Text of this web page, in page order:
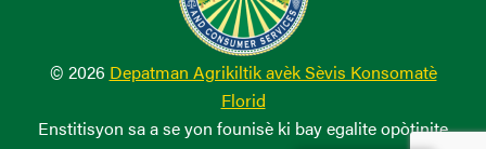
© 2026 Depatman Agrikiltik avèk Sèvis Konsomatè
Florid
Enstitisyon sa a se yon founisè ki bay egalite opòtinite